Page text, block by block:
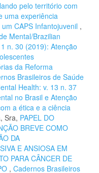
pelo território com
uma experiência
CAPS Infantojuvenil ,
Mental/Brazilian
n. 30 (2019): Atenção
da Reforma
Brasileiros de Saúde
Health: v. 13 n. 37
no Brasil e Atenção
a ética e a ciência
Sra, PAPEL DO
BREVE COMO
DA
E ANSIOSA EM
PARA CÂNCER DE
, Cadernos Brasileiros